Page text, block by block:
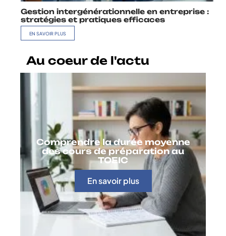
Gestion intergénérationnelle en entreprise :
stratégies et pratiques efficaces
EN SAVOIR PLUS
Au coeur de l'actu
Comprendre la durée moyenne
des cours de préparation au
TOEIC
En savoir plus